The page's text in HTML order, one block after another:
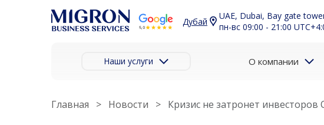
Дубай
UAE, Dubai, Bay gate
пн-вс 09:00 - 21:00
Наши услуги О компании
Главная Новости Кризис не затронет инвесторов